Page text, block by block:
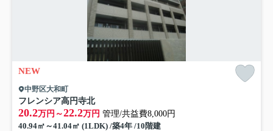
NEW
中野区大和町
フレンシア高円寺北
20.2万円～22.2万円 管理/共益費8,000円
40.94㎡～41.04㎡ (1LDK) /築4年 /10階建